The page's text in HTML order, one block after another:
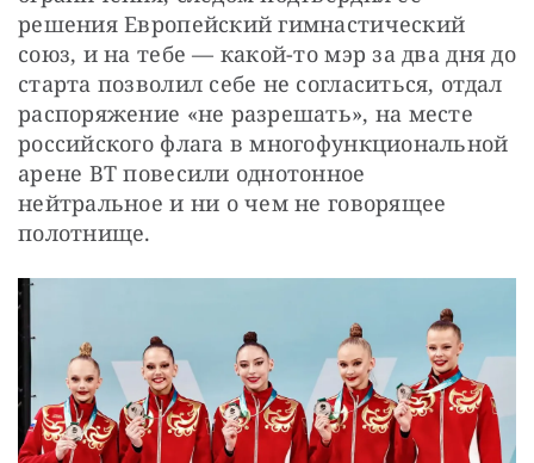
решения Европейский гимнастический
союз, и на тебе — какой-то мэр за два дня до
старта позволил себе не согласиться, отдал
распоряжение «не разрешать», на месте
российского флага в многофункциональной
арене ВТ повесили однотонное
нейтральное и ни о чем не говорящее
полотнище.